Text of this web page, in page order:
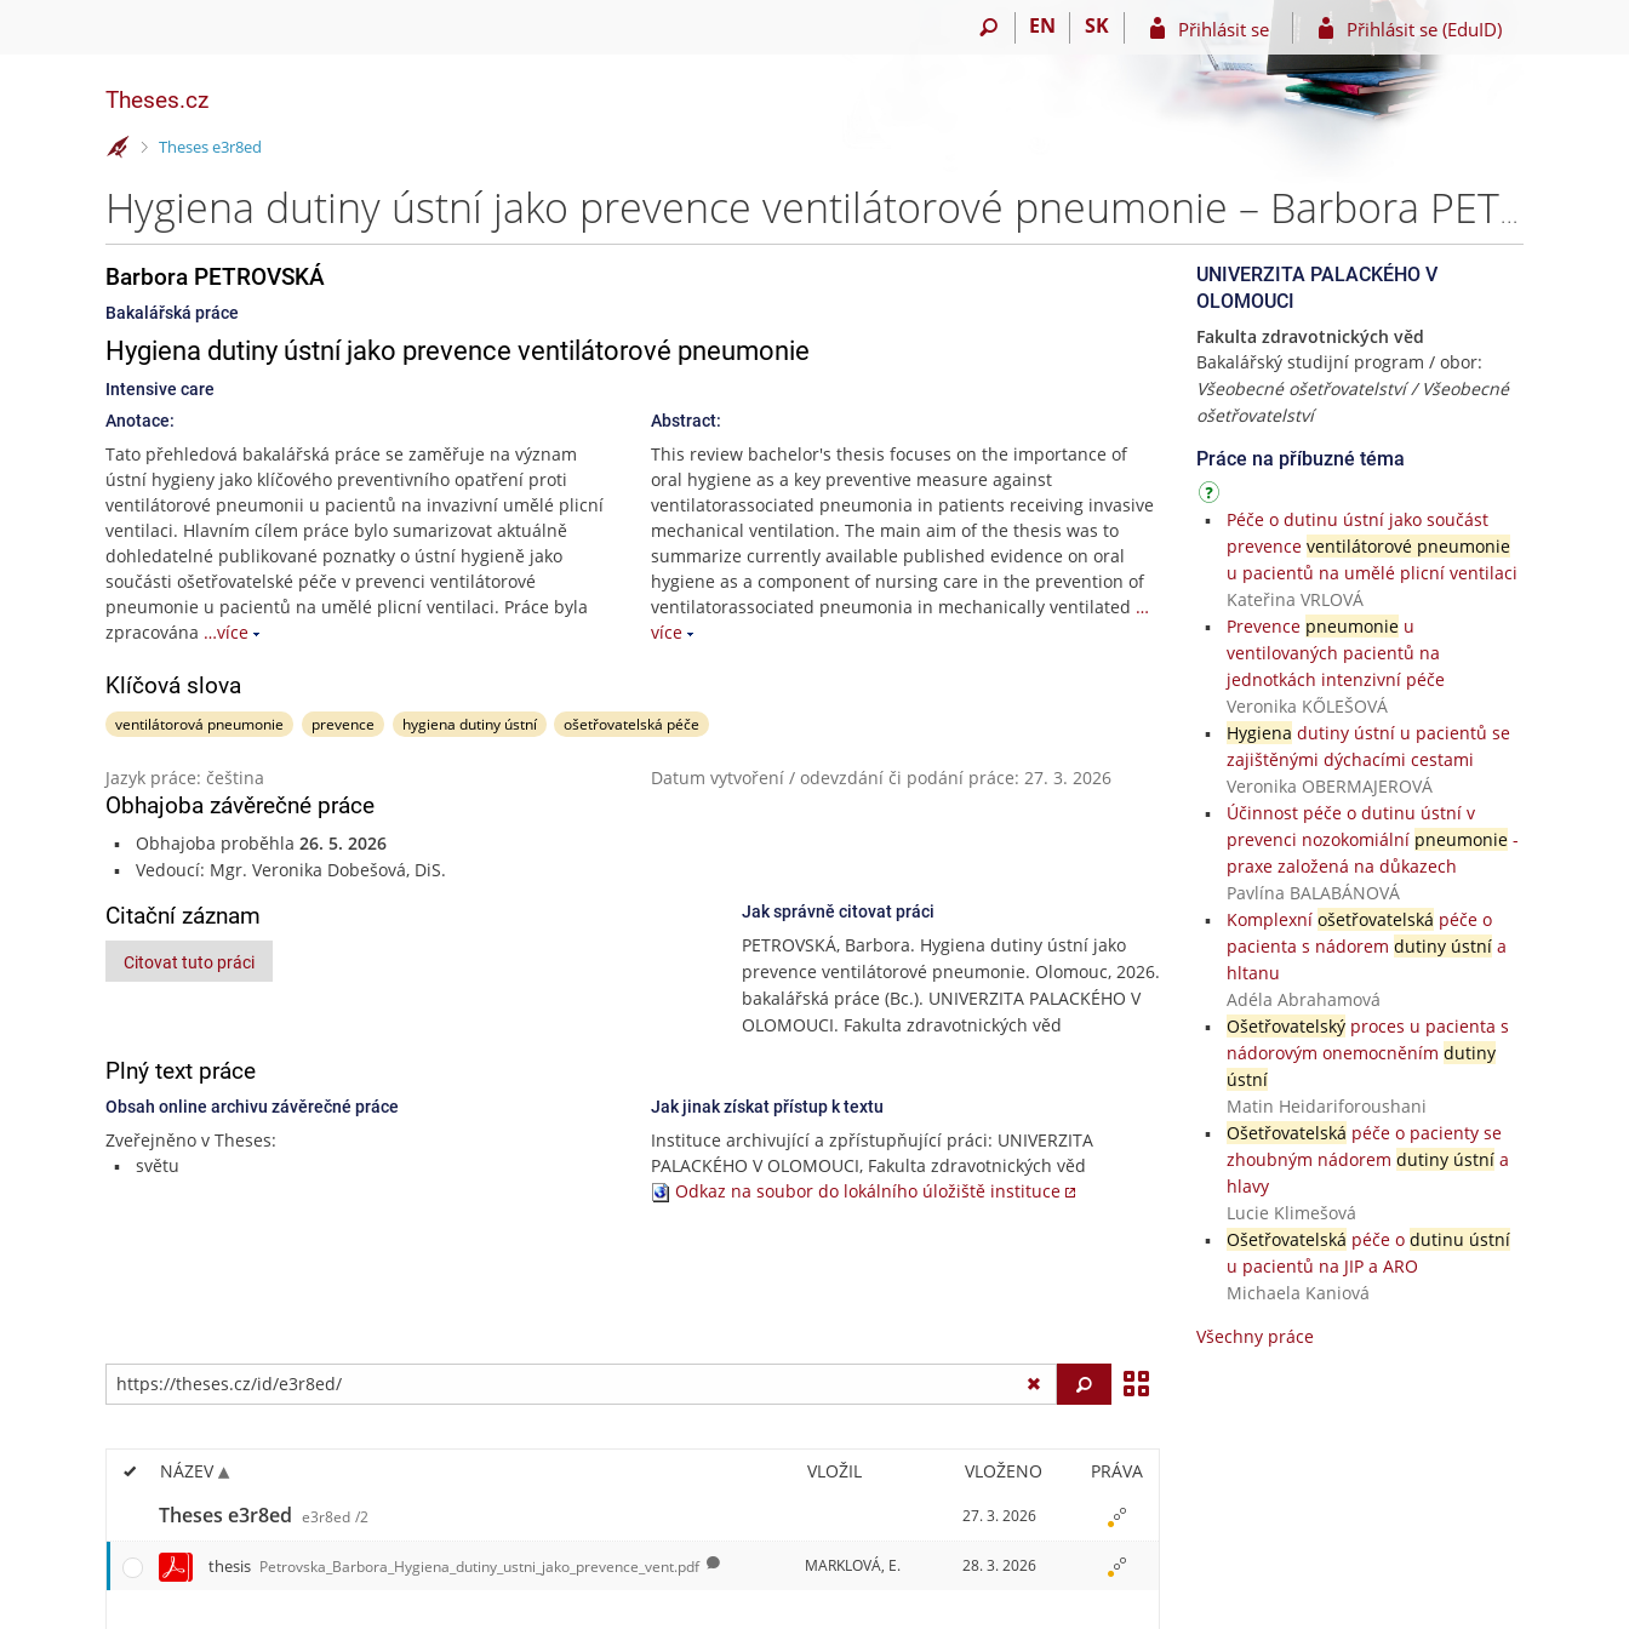
EN SK Přihlásit se Přihlásit se (EduID)
Theses.cz
>
Theses e3r8ed
Hygiena dutiny ústní jako prevence ventilátorové pneumonie – Barbora PETROVSKÁ
Barbora PETROVSKÁ
Bakalářská práce
Hygiena dutiny ústní jako prevence ventilátorové pneumonie
Intensive care
Anotace:
Tato přehledová bakalářská práce se zaměřuje na význam
ústní hygieny jako klíčového preventivního opatření proti
ventilátorové pneumonii u pacientů na invazivní umělé plicní
ventilaci. Hlavním cílem práce bylo sumarizovat aktuálně
dohledatelné publikované poznatky o ústní hygieně jako
součásti ošetřovatelské péče v prevenci ventilátorové
pneumonie u pacientů na umělé plicní ventilaci. Práce byla
zpracována …více
Abstract:
This review bachelor's thesis focuses on the importance of
oral hygiene as a key preventive measure against
ventilatorassociated pneumonia in patients receiving invasive
mechanical ventilation. The main aim of the thesis was to
summarize currently available published evidence on oral
hygiene as a component of nursing care in the prevention of
ventilatorassociated pneumonia in mechanically ventilated …
více
Klíčová slova
ventilátorová pneumonie prevence hygiena dutiny ústní ošetřovatelská péče
Jazyk práce: čeština Datum vytvoření / odevzdání či podání práce: 27. 3. 2026
Obhajoba závěrečné práce
Obhajoba proběhla 26. 5. 2026
Vedoucí: Mgr. Veronika Dobešová, DiS.
Citační záznam
Citovat tuto práci
Jak správně citovat práci
PETROVSKÁ, Barbora. Hygiena dutiny ústní jako
prevence ventilátorové pneumonie. Olomouc, 2026.
bakalářská práce (Bc.). UNIVERZITA PALACKÉHO V
OLOMOUCI. Fakulta zdravotnických věd
Plný text práce
Obsah online archivu závěrečné práce
Zveřejněno v Theses:
světu
Jak jinak získat přístup k textu
Instituce archivující a zpřístupňující práci: UNIVERZITA
PALACKÉHO V OLOMOUCI, Fakulta zdravotnických věd
Odkaz na soubor do lokálního úložiště instituce
UNIVERZITA PALACKÉHO V
OLOMOUCI
Fakulta zdravotnických věd
Bakalářský studijní program / obor:
Všeobecné ošetřovatelství / Všeobecné
ošetřovatelství
Práce na příbuzné téma
Péče o dutinu ústní jako součást
prevence ventilátorové pneumonie
u pacientů na umělé plicní ventilaci
Kateřina VRLOVÁ
Prevence pneumonieu
ventilovaných pacientů na
jednotkách intenzivní péče
Veronika KŐLEŠOVÁ
Hygiena dutiny ústní u pacientů se
zajištěnými dýchacími cestami
Veronika OBERMAJEROVÁ
Účinnost péče o dutinu ústní v
prevenci nozokomiální pneumonie-
praxe založená na důkazech
Pavlína BALABÁNOVÁ
Komplexní ošetřovatelská péče o
pacienta s nádorem dutiny ústnía
hltanu
Adéla Abrahamová
Ošetřovatelskýproces u pacienta s
nádorovým onemocněním dutiny
ústní
Matin Heidariforoushani
Ošetřovatelská péče o pacienty se
zhoubným nádorem dutiny ústnía
hlavy
Lucie Klimešová
Ošetřovatelská péče o dutinu ústní
u pacientů na JIP a ARO
Michaela Kaniová
Všechny práce
Vyhledat
NÁZEV VLOŽIL VLOŽENO PRÁVA
Theses e3r8ed e3r8ed /2 27. 3. 2026
thesis Petrovska_Barbora_Hygiena_dutiny_ustni_jako_prevence_vent.pdf MARKLOVÁ, E. 28. 3. 2026